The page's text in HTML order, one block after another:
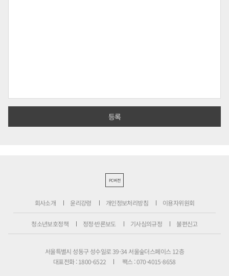
PC버전
회사소개 윤리강령 개인정보처리방침 이용자위원회
청소년보호정책 정정·반론보도 기사심의규정 불편신고
서울특별시 성동구 성수일로 39-34 서울숲더스페이스 12층
대표전화 : 1800-6522
팩스 : 070-4015-8658